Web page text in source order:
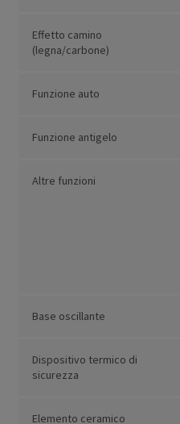
Effetto camino
(legna/carbone)
Funzione auto
Funzione antigelo
Altre funzioni
Base oscillante
Dispositivo termico di
sicurezza
Elemento ceramico